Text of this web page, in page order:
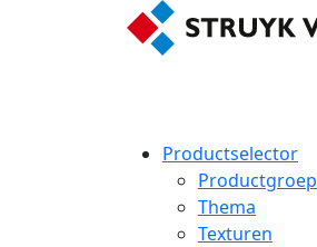
Productselector
Productgroep
Thema
Texturen